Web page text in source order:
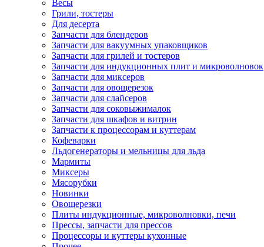
Весы
Грили, тостеры
Для десерта
Запчасти для блендеров
Запчасти для вакуумных упаковщиков
Запчасти для грилей и тостеров
Запчасти для индукционных плит и микроволновок
Запчасти для миксеров
Запчасти для овощерезок
Запчасти для слайсеров
Запчасти для соковыжималок
Запчасти для шкафов и витрин
Запчасти к процессорам и куттерам
Кофеварки
Льдогенераторы и мельницы для льда
Мармиты
Миксеры
Мясорубки
Новинки
Овощерезки
Плиты индукционные, микроволновки, печи
Прессы, запчасти для прессов
Процессоры и куттеры кухонные